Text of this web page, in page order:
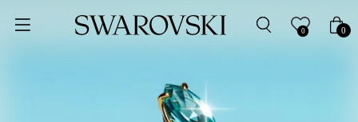
0 0
Ordenar por